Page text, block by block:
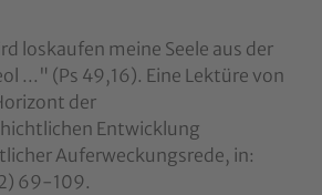
loskaufen meine Seele aus der
..." (Ps 49,16). Eine Lektüre von
der
Entwicklung
Auferweckungsrede, in:
69-109.